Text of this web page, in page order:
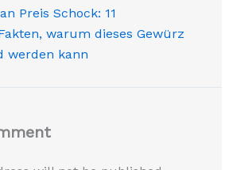
Preis Schock: 11
warum dieses Gewürz
werden kann